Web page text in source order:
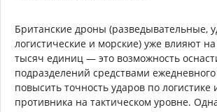
Британские дроны (разведывательные,
логистические и морские) уже влияют на
тысяч единиц — это возможность
подразделений средствами
повысить точность ударов по
противника на тактическом уровне.